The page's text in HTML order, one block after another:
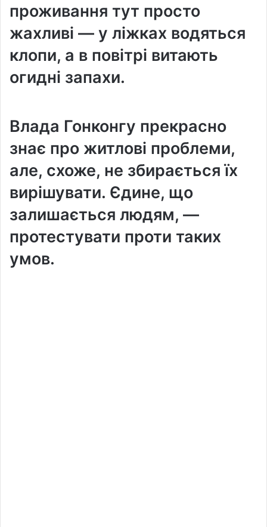
проживання тут просто
жахливі — у ліжках водяться
клопи, а в повітрі витають
огидні запахи.
Влада Гонконгу прекрасно
знає про житлові проблеми,
але, схоже, не збирається їх
вирішувати. Єдине, що
залишається людям, —
протестувати проти таких
умов.